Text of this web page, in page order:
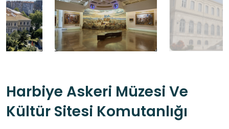
Harbiye Askeri Müzesi Ve
Kültür Sitesi Komutanlığı